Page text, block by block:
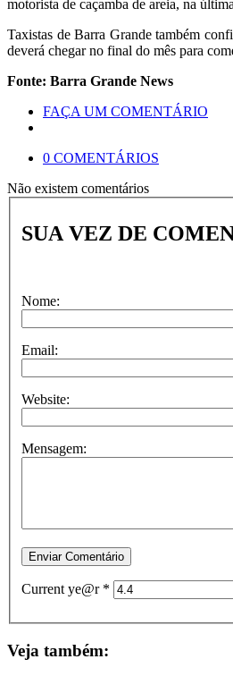
motorista de caçamba de areia, na
Taxistas de Barra Grande também
deverá chegar no final do mês para
Fonte: Barra Grande News
FAÇA UM COMENTÁRIO
0 COMENTÁRIOS
Não existem comentários
SUA VEZ DE
Nome:
Email:
Website:
Mensagem:
Current ye@r *
Veja também: